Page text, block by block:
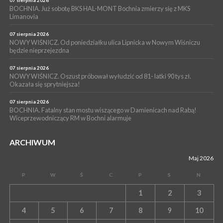
Przestrzennego Miasta Bochnia. To odpowiedź na działania
magistratu
BOCHNIA. Już sobotę BKS HAL-MONT Bochnia zmierzy się z MKS
Limanovia
07 sierpnia 2026
NOWY WIŚNICZ. Od poniedziałku ulica Lipnicka w Nowym Wiśniczu
będzie nieprzejezdna
07 sierpnia 2026
NOWY WIŚNICZ. Oszust próbował wyłudzić od 81- latki 90 tys zł.
Okazała się sprytniejsza!
07 sierpnia 2026
BOCHNIA. Fatalny stan mostu wiszącego w Damienicach nad Rabą!
Wiceprzewodniczący RM w Bochni alarmuje
ARCHIWUM
Maj 2026
P W Ś C P S N
1 2 3
4 5 6 7 8 9 10